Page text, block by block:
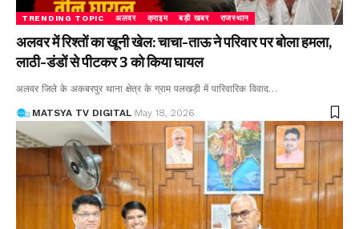
TRENDING TOPIC अलवर क्राइम बड़ी खबर राजस्थान
अलवर में रिश्तों का खूनी खेल: चाचा-ताऊ ने परिवार पर बोला हमला,
लाठी-डंडों से पीटकर 3 को किया घायल
अलवर जिले के अकबरपुर थाना क्षेत्र के ग्राम पलखड़ी में पारिवारिक विवाद…
MATSYA TV DIGITAL May 18, 2026